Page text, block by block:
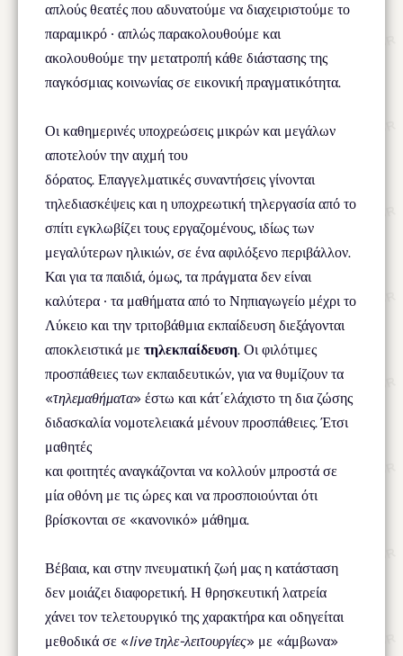
απλούς θεατές που αδυνατούμε να διαχειριστούμε το
παραμικρό ∙ απλώς παρακολουθούμε και
ακολουθούμε την μετατροπή κάθε διάστασης της
παγκόσμιας κοινωνίας σε εικονική πραγματικότητα.
Οι καθημερινές υποχρεώσεις μικρών και μεγάλων
αποτελούν την αιχμή του
δόρατος. Επαγγελματικές συναντήσεις γίνονται
τηλεδιασκέψεις και η υποχρεωτική τηλεργασία από το
σπίτι εγκλωβίζει τους εργαζομένους, ιδίως των
μεγαλύτερων ηλικιών, σε ένα αφιλόξενο περιβάλλον.
Και για τα παιδιά, όμως, τα πράγματα δεν είναι
καλύτερα ∙ τα μαθήματα από το Νηπιαγωγείο μέχρι το
Λύκειο και την τριτοβάθμια εκπαίδευση διεξάγονται
αποκλειστικά με τηλεκπαίδευση. Οι φιλότιμες
προσπάθειες των εκπαιδευτικών, για να θυμίζουν τα
«τηλεμαθήματα» έστω και κάτ΄ελάχιστο τη δια ζώσης
διδασκαλία νομοτελειακά μένουν προσπάθειες. Έτσι
μαθητές
και φοιτητές αναγκάζονται να κολλούν μπροστά σε
μία οθόνη με τις ώρες και να προσποιούνται ότι
βρίσκονται σε «κανονικό» μάθημα.
Βέβαια, και στην πνευματική ζωή μας η κατάσταση
δεν μοιάζει διαφορετική. Η θρησκευτική λατρεία
χάνει τον τελετουργικό της χαρακτήρα και οδηγείται
μεθοδικά σε «live τηλε-λειτουργίες» με «άμβωνα»